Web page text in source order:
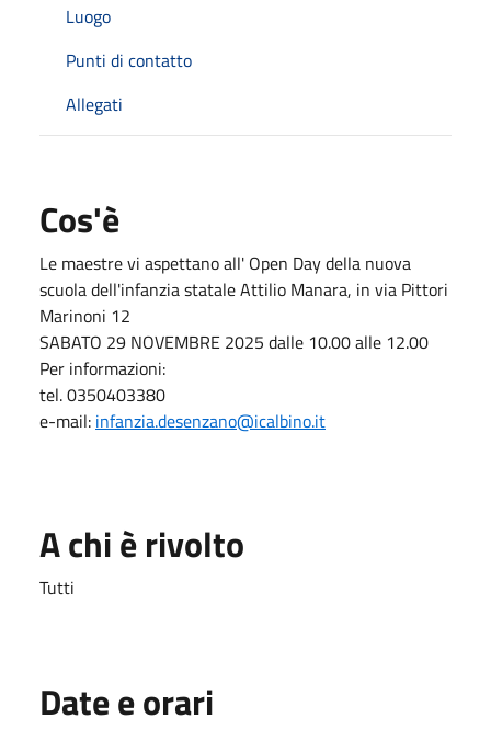
Luogo
Punti di contatto
Allegati
Cos'è
Le maestre vi aspettano all' Open Day della nuova
scuola dell'infanzia statale Attilio Manara, in via Pittori
Marinoni 12
SABATO 29 NOVEMBRE 2025 dalle 10.00 alle 12.00
Per informazioni:
tel. 0350403380
e-mail: infanzia.desenzano@icalbino.it
A chi è rivolto
Tutti
Date e orari